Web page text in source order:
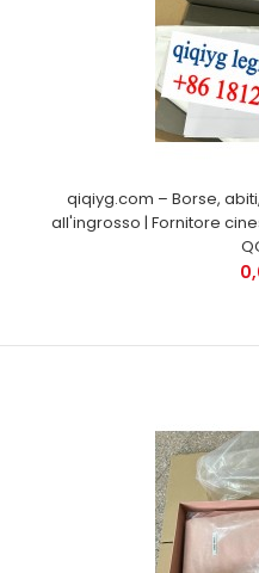
qiqiyg.com – Borse,
all'ingrosso | Fornitore